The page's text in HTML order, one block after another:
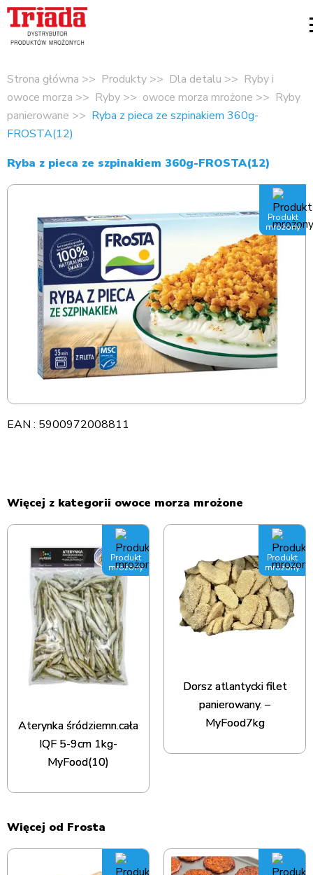
Strona główna Produkty Dla detalu
Ryby i
owoce morza
Ryby owoce morza mrożone
Ryby
panierowane
Ryba z pieca ze szpinakiem 360g-
FROSTA(12)
Ryba z pieca ze szpinakiem 360g-FROSTA(12)
Produkt
mrożony
EAN : 5900972008811
Więcej z kategorii owoce morza mrożone
Produkt
mrożony
Aterynka śródziemn.cała
IQF 5-9cm 1kg-
MyFood(10)
Produkt
mrożony
Dorsz atlantycki filet
panierowany. –
MyFood7kg
Więcej od Frosta